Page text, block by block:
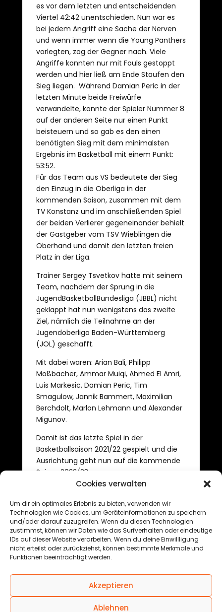
Cookies verwalten
Um dir ein optimales Erlebnis zu bieten, verwenden wir
Technologien wie Cookies, um Geräteinformationen zu speichern
und/oder darauf zuzugreifen. Wenn du diesen Technologien
zustimmst, können wir Daten wie das Surfverhalten oder eindeutige
IDs auf dieser Website verarbeiten. Wenn du deine Einwillligung
nicht erteilst oder zurückziehst, können bestimmte Merkmale und
Funktionen beeinträchtigt werden.
Akzeptieren
Ablehnen
es vor dem letzten und entscheidenden
Viertel 42:42 unentschieden. Nun war es
bei jedem Angriff eine Sache der Nerven
und wenn immer wenn die Young Panthers
vorlegten, zog der Gegner nach. Viele
Angriffe konnten nur mit Fouls gestoppt
werden und hier ließ am Ende Staufen den
Sieg liegen. Während Damian Peric in der
letzten Minute beide Freiwürfe
verwandelte, konnte der Spieler Nummer 8
auf der anderen Seite nur einen Punkt
beisteuern und so gab es den einen
benötigten Sieg mit dem minimalsten
Ergebnis im Basketball mit einem Punkt:
53:52.
Für das Team aus VS bedeutete der Sieg
den Einzug in die Oberliga in der
kommenden Saison, zusammen mit dem
TV Konstanz und im anschließenden Spiel
der beiden Verlierer gegeneinander behielt
der Gastgeber vom TSV Wieblingen die
Oberhand und damit den letzten freien
Platz in der Liga.
Trainer Sergey Tsvetkov hatte mit seinem
Team, nachdem der Sprung in die
JugendBasketballBundesliga (JBBL) nicht
geklappt hat nun wenigstens das zweite
Ziel, nämlich die Teilnahme an der
Jugendoberliga Baden-Württemberg
(JOL) geschafft.
Mit dabei waren: Arian Bali, Philipp
Moßbacher, Ammar Muiqi, Ahmed El Amri,
Luis Markesic, Damian Peric, Tim
Smagulow, Jannik Bammert, Maximilian
Berchdolt, Marlon Lehmann und Alexander
Migunov.
Damit ist das letzte Spiel in der
Basketballsaison 2021/22 gespielt und die
Ausrichtung geht nun auf die kommende
Saison 2022/23.
←Monat der Wahrheit startet mit Doppelspieltag
Adrian Bergmann verlässt die Schwarzwälder→
© 2025 Black Forest Basketball GmbH